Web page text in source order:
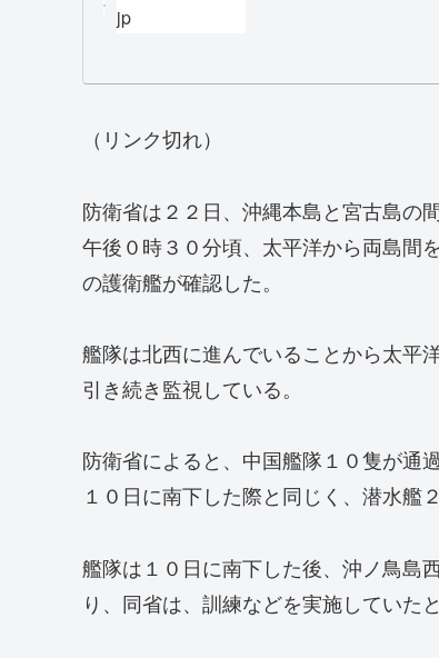
jp
（リンク切れ）
防衛省は２２日、沖縄本島と宮古島の
午後０時３０分頃、太平洋から両島間
の護衛艦が確認した。
艦隊は北西に進んでいることから太平
引き続き監視している。
防衛省によると、中国艦隊１０隻が通
１０日に南下した際と同じく、潜水艦
艦隊は１０日に南下した後、沖ノ鳥島
り、同省は、訓練などを実施していた